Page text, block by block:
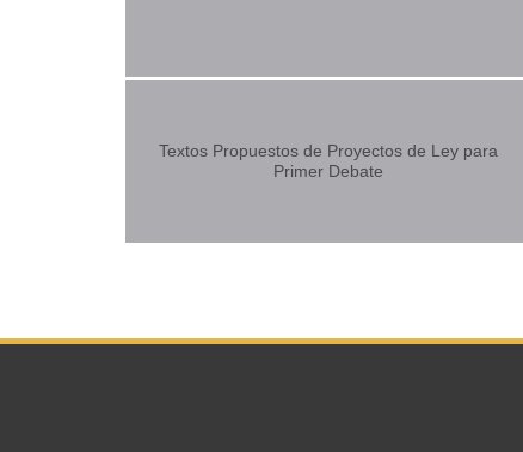
Textos Propuestos de Proyectos de Ley para
Primer Debate